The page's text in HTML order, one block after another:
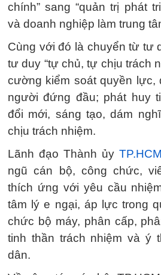
chính” sang “quản trị phát
và doanh nghiệp làm trung
Cùng với đó là chuyển từ tư
tư duy “tự chủ, tự chịu trách
cường kiểm soát quyền lực,
người đứng đầu; phát huy
đổi mới, sáng tạo, dám
chịu trách nhiệm.
Lãnh đạo Thành ủy TP.HCM
ngũ cán bộ, công chức,
thích ứng với yêu cầu
tâm lý e ngại, áp lực trong
chức bộ máy, phân cấp,
tinh thần trách nhiệm và ý
dân.